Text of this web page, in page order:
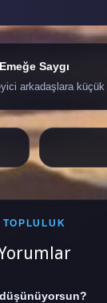
Emeğe Saygı
arkadaşlara
TOPLULUK